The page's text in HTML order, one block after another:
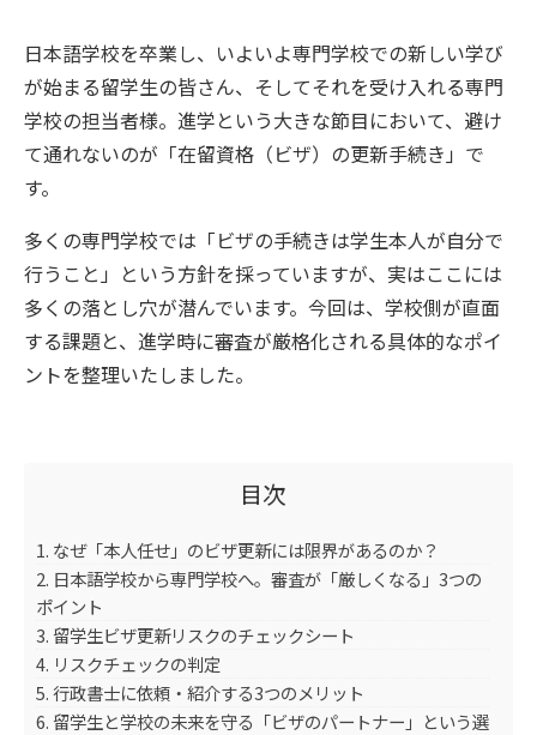
日本語学校を卒業し、いよいよ専門学校での新しい学び
が始まる留学生の皆さん、そしてそれを受け入れる専門
学校の担当者様。進学という大きな節目において、避け
て通れないのが「在留資格（ビザ）の更新手続き」で
す。
多くの専門学校では「ビザの手続きは学生本人が自分で
行うこと」という方針を採っていますが、実はここには
多くの落とし穴が潜んでいます。今回は、学校側が直面
する課題と、進学時に審査が厳格化される具体的なポイ
ントを整理いたしました。
目次
1. なぜ「本人任せ」のビザ更新には限界があるのか？
2. 日本語学校から専門学校へ。審査が「厳しくなる」3つの
ポイント
3. 留学生ビザ更新リスクのチェックシート
4. リスクチェックの判定
5. 行政書士に依頼・紹介する3つのメリット
6. 留学生と学校の未来を守る「ビザのパートナー」という選